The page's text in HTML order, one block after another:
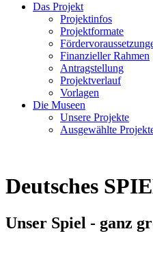
Das Projekt
Projektinfos
Projektformate
Finanzieller Rahmen
Antragstellung
Projektverlauf
Vorlagen
Die Museen
Unsere Projekte
Ausgewählte
Deutsches
Unser Spiel - ganz